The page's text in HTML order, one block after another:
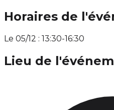
Horaires de
Le 05/12 : 13:30-16:30
Lieu de